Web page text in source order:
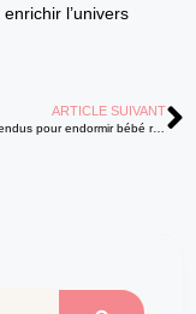
l’univers
ARTICLE SUIVANT
Secrets inattendus pour endormir bébé rapidement et sereinement !